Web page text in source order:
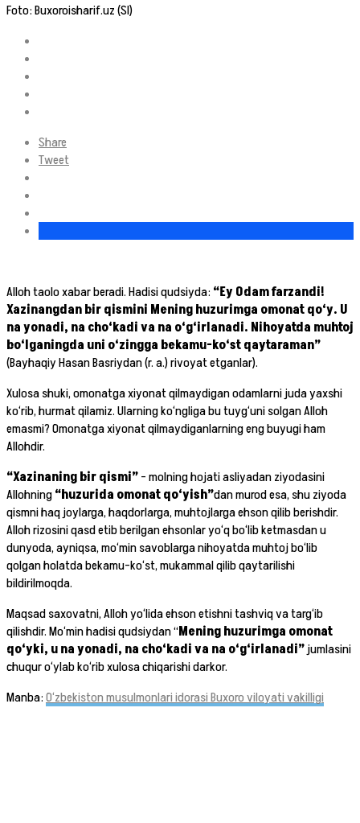
Foto: Buxoroisharif.uz (SI)
Share
Tweet
Alloh taolo xabar beradi. Hadisi qudsiyda: “Ey Odam farzandi!
Xazinangdan bir qismini Mening huzurimga omonat qo‘y. U
na yonadi, na cho‘kadi va na o‘g‘irlanadi. Nihoyatda muhtoj
bo‘lganingda uni o‘zingga bekamu-ko‘st qaytaraman”
(Bayhaqiy Hasan Basriydan (r. a.) rivoyat etganlar).
Xulosa shuki, omonatga xiyonat qilmaydigan odamlarni juda yaxshi
ko‘rib, hurmat qilamiz. Ularning ko‘ngliga bu tuyg‘uni solgan Alloh
emasmi? Omonatga xiyonat qilmaydiganlarning eng buyugi ham
Allohdir.
“Xazinaning bir qismi”– molning hojati asliyadan ziyodasini
Allohning“huzurida omonat qo‘yish”dan murod esa, shu ziyoda
qismni haq joylarga, haqdorlarga, muhtojlarga ehson qilib berishdir.
Alloh rizosini qasd etib berilgan ehsonlar yo‘q bo‘lib ketmasdan u
dunyoda, ayniqsa, mo‘min savoblarga nihoyatda muhtoj bo‘lib
qolgan holatda bekamu-ko‘st, mukammal qilib qaytarilishi
bildirilmoqda.
Maqsad saxovatni, Alloh yo‘lida ehson etishni tashviq va targ‘ib
qilishdir. Mo‘min hadisi qudsiydan “Mening huzurimga omonat
qo‘yki, u na yonadi, na cho‘kadi va na o‘g‘irlanadi”jumlasini
chuqur o‘ylab ko‘rib xulosa chiqarishi darkor.
Manba:O‘zbekiston musulmonlari idorasi Buxoro viloyati vakilligi